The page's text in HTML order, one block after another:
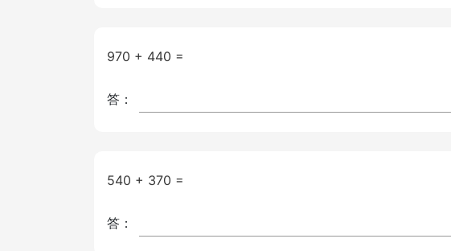
970 + 440 =
答：
540 + 370 =
答：